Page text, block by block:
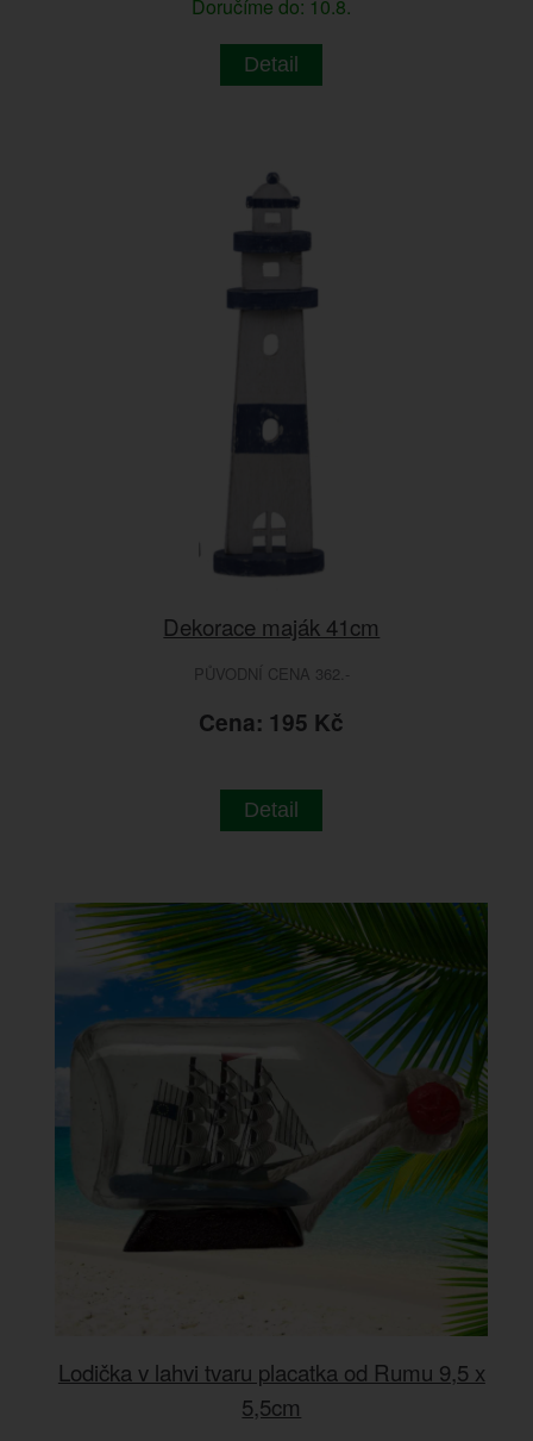
Doručíme do: 10.8.
Detail
Dekorace maják 41cm
PŮVODNÍ CENA 362.-
Cena: 195 Kč
Detail
Lodička v lahvi tvaru placatka od Rumu 9,5 x
5,5cm